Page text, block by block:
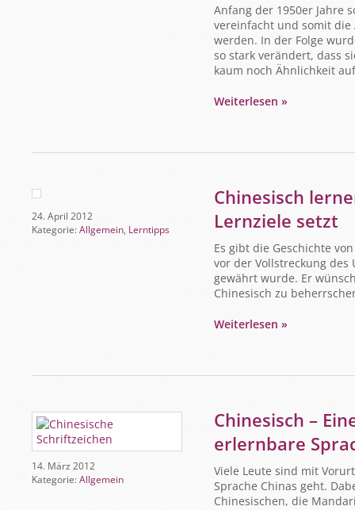
Anfang der 1950er Jahre
vereinfacht und somit die
werden. In der Folge
so stark verändert, dass
kaum noch Ähnlichkeit
Weiterlesen »
24. April 2012
Kategorie:Allgemein, Lerntipps
Chinesisch
Lernziele setzt
Es gibt die Geschichte
vor der Vollstreckung
gewährt wurde. Er
Chinesisch zu
Weiterlesen »
14. März 2012
Kategorie:Allgemein
Chinesisch –
erlernbare
Viele Leute sind mit
Sprache Chinas geht.
Chinesischen, die